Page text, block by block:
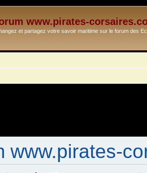
www.pirates-
et partagez votre savoir maritime sur le forum des
www.pirates-